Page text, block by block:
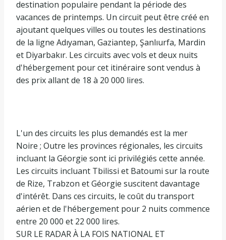
destination populaire pendant la période des
vacances de printemps. Un circuit peut être créé en
ajoutant quelques villes ou toutes les destinations
de la ligne Adıyaman, Gaziantep, Şanlıurfa, Mardin
et Diyarbakır. Les circuits avec vols et deux nuits
d'hébergement pour cet itinéraire sont vendus à
des prix allant de 18 à 20 000 lires.
L'un des circuits les plus demandés est la mer
Noire ; Outre les provinces régionales, les circuits
incluant la Géorgie sont ici privilégiés cette année.
Les circuits incluant Tbilissi et Batoumi sur la route
de Rize, Trabzon et Géorgie suscitent davantage
d'intérêt. Dans ces circuits, le coût du transport
aérien et de l'hébergement pour 2 nuits commence
entre 20 000 et 22 000 lires.
SUR LE RADAR À LA FOIS NATIONAL ET